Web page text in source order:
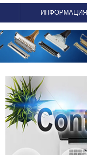
ИНФОРМАЦИЯ